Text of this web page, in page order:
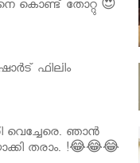
കൊണ്ട് തോറ്റു 😍
ഫിലിം
വെച്ചേരെ. ഞാൻ
തരാം. !😂😂😂